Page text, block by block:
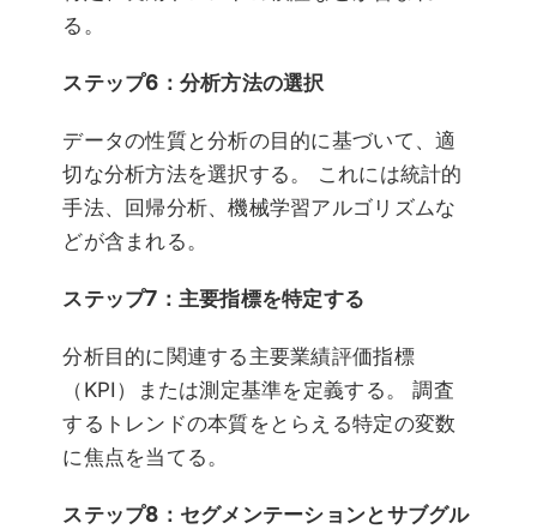
る。
ステップ6：分析方法の選択
データの性質と分析の目的に基づいて、適
切な分析方法を選択する。 これには統計的
手法、回帰分析、機械学習アルゴリズムな
どが含まれる。
ステップ7：主要指標を特定する
分析目的に関連する主要業績評価指標
（KPI）または測定基準を定義する。 調査
するトレンドの本質をとらえる特定の変数
に焦点を当てる。
ステップ8：セグメンテーションとサブグル